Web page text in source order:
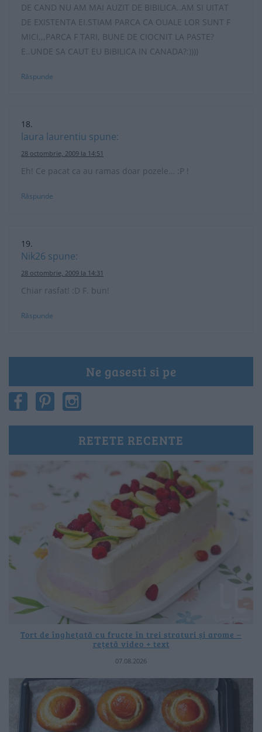
DE CAND NU AM MAI AUZIT DE BIBILICA..AM SI UITAT
DE EXISTENTA EI.STIAM PARCA CA OUALE LOR SUNT F
MICI,,,PARCA F TARI, BUNE DE CIOCNIT LA PASTE?
E..UNDE SA CAUT EU BIBILICA IN CANADA?:))))
Răspunde
laura laurentiu spune:
28 octombrie, 2009 la 14:51
Eh! Ce pacat ca au ramas doar pozele… :P !
Răspunde
Nik26 spune:
28 octombrie, 2009 la 14:31
Chiar rasfat! :D F. bun!
Răspunde
Ne gasesti si pe
RETETE RECENTE
Tort de înghețată cu fructe în trei straturi și arome –
rețetă video + text
07.08.2026